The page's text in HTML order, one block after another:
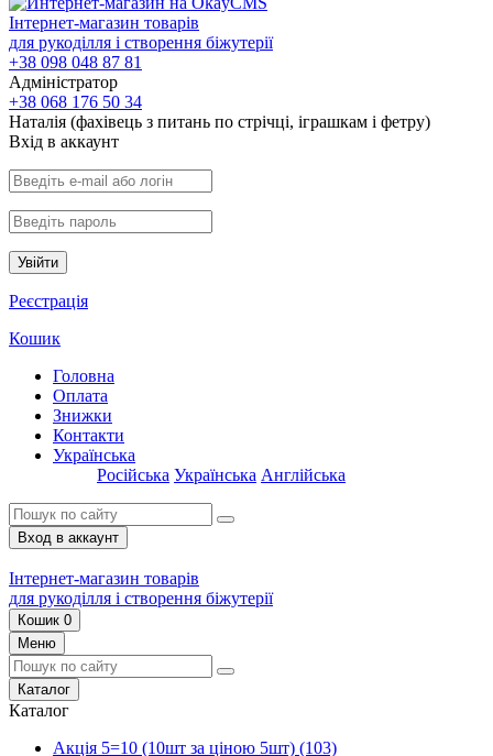
Інтернет-магазин товарів
для рукоділля і створення біжутерії
+38 098 048 87 81
Адміністратор
+38 068 176 50 34
Наталія (фахівець з питань по стрічці, іграшкам і фетру)
Вхiд в аккаунт
Увійти
Реєстрація
Кошик
Головна
Оплата
Знижки
Контакти
Українська
Російська Українська Англійська
Вход в аккаунт
Інтернет-магазин товарів
для рукоділля і створення біжутерії
Кошик 0
Меню
Каталог
Каталог
Акція 5=10 (10шт за ціною 5шт) (103)